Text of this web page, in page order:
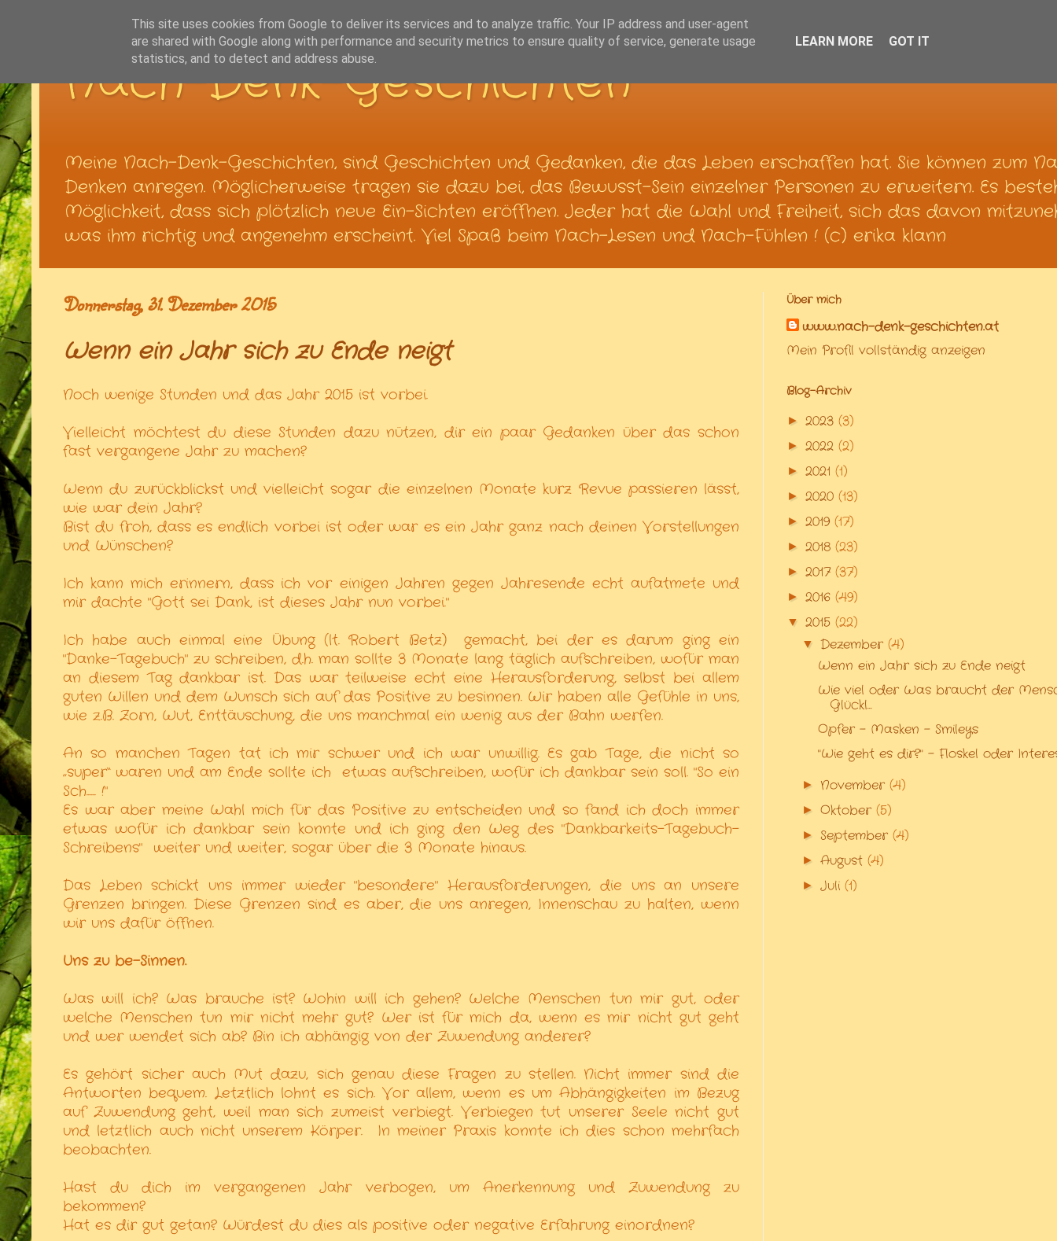
Nach-Denk-Geschichten
Meine Nach-Denk-Geschichten, sind Geschichten und Gedanken, die das Leben erschaffen hat. Sie können zum
Denken anregen. Möglicherweise tragen sie dazu bei, das Bewusst-Sein einzelner Personen zu erweitern. Es
Möglichkeit, dass sich plötzlich neue Ein-Sichten eröffnen. Jeder hat die Wahl und Freiheit, sich das davon
was ihm richtig und angenehm erscheint. Viel Spaß beim Nach-Lesen und Nach-Fühlen ! (c) erika klann
Donnerstag, 31. Dezember 2015
Wenn ein Jahr sich zu Ende neigt
Noch wenige Stunden und das Jahr 2015 ist vorbei.
Vielleicht möchtest du diese Stunden dazu nützen, dir ein paar Gedanken über das schon
fast vergangene Jahr zu machen?
Wenn du zurückblickst und vielleicht sogar die einzelnen Monate kurz Revue passieren lässt,
wie war dein Jahr?
Bist du froh, dass es endlich vorbei ist oder war es ein Jahr ganz nach deinen Vorstellungen
und Wünschen?
Ich kann mich erinnern, dass ich vor einigen Jahren gegen Jahresende echt aufatmete und
mir dachte "Gott sei Dank, ist dieses Jahr nun vorbei."
Ich habe auch einmal eine Übung (lt. Robert Betz)
gemacht, bei der es darum ging ein
"Danke-Tagebuch" zu schreiben, d.h. man sollte 3 Monate lang täglich aufschreiben, wofür man
an diesem Tag dankbar ist. Das war teilweise echt eine Herausforderung, selbst bei allem
guten Willen und dem Wunsch sich auf das Positive zu besinnen. Wir haben alle Gefühle in uns,
wie z.B. Zorn, Wut, Enttäuschung, die uns manchmal ein wenig aus der Bahn werfen.
An so manchen Tagen tat ich mir schwer und ich war unwillig. Es gab Tage, die nicht so
„super“ waren und am Ende sollte ich etwas aufschreiben, wofür ich dankbar sein soll. "So ein
Sch...... !"
Es war aber meine Wahl mich für das Positive zu entscheiden und so fand ich doch immer
etwas wofür ich dankbar sein konnte und ich ging den Weg des "Dankbarkeits-Tagebuch-
Schreibens" weiter und weiter, sogar über die 3 Monate hinaus.
Das Leben schickt uns immer wieder "besondere" Herausforderungen, die uns an unsere
Grenzen bringen. Diese Grenzen sind es aber, die uns anregen, Innenschau zu halten, wenn
wir uns dafür öffnen.
Uns zu be-Sinnen.
Was will ich? Was brauche ist? Wohin will ich gehen? Welche Menschen tun mir gut, oder
welche Menschen tun mir nicht mehr gut? Wer ist für mich da, wenn es mir nicht gut geht
und wer wendet sich ab? Bin ich abhängig von der Zuwendung anderer?
Es gehört sicher auch Mut dazu, sich genau diese Fragen zu stellen. Nicht immer sind die
Antworten bequem. Letztlich lohnt es sich. Vor allem, wenn es um Abhängigkeiten im Bezug
auf Zuwendung geht, weil man sich zumeist verbiegt. Verbiegen tut unserer Seele nicht gut
und letztlich auch nicht unserem Körper.
In meiner Praxis konnte ich dies schon mehrfach
beobachten.
Hast du dich im vergangenen Jahr verbogen, um Anerkennung und Zuwendung zu
bekommen?
Hat es dir gut getan? Würdest du dies als positive oder negative Erfahrung einordnen?
Über mich
www.nach-denk-geschichten.at
Mein Profil vollständig anzeigen
Blog-Archiv
► 2023 (3)
► 2022 (2)
► 2021 (1)
► 2020 (13)
► 2019 (17)
► 2018 (23)
► 2017 (37)
► 2016 (49)
▼ 2015 (22)
▼Dezember(4)
Wenn ein Jahr sich zu Ende neigt
Wie viel oder Was braucht der
Glückl...
Opfer - Masken - Smileys
"Wie geht es dir?" - Floskel oder
► November(4)
►Oktober(5)
►September(4)
►August(4)
►Juli(1)
This site uses cookies from Google to deliver its services and to analyze traffic. Your IP address and user-agent
are shared with Google along with performance and security metrics to ensure quality of service, generate usage
statistics, and to detect and address abuse.
LEARN MORE GOT IT